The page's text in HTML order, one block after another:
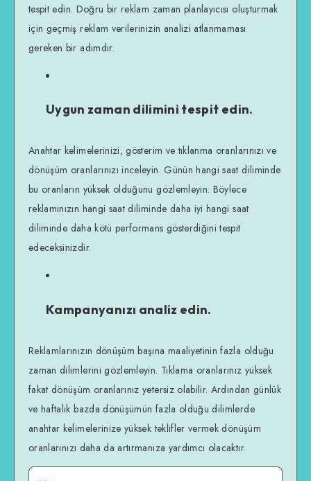
tespit edin. Doğru bir reklam zaman planlayıcısı oluşturmak
için geçmiş reklam verilerinizin analizi atlanmaması
gereken bir adımdır.
Uygun zaman dilimini tespit edin.
Anahtar kelimelerinizi, gösterim ve tıklanma oranlarınızı ve
dönüşüm oranlarınızı inceleyin. Günün hangi saat diliminde
bu oranların yüksek olduğunu gözlemleyin. Böylece
reklamınızın hangi saat diliminde daha iyi hangi saat
diliminde daha kötü performans gösterdiğini tespit
edeceksinizdir.
Kampanyanızı analiz edin.
Reklamlarınızın dönüşüm başına maaliyetinin fazla olduğu
zaman dilimlerini gözlemleyin. Tıklama oranlarınız yüksek
fakat dönüşüm oranlarınız yetersiz olabilir. Ardından günlük
ve haftalık bazda dönüşümün fazla olduğu dilimlerde
anahtar kelimelerinize yüksek teklifler vermek dönüşüm
oranlarınızı daha da artırmanıza yardımcı olacaktır.